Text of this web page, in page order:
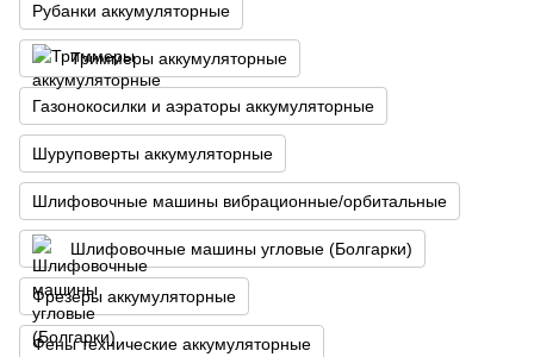
Рубанки аккумуляторные
Триммеры аккумуляторные
Газонокосилки и аэраторы аккумуляторные
Шуруповерты аккумуляторные
Шлифовочные машины вибрационные/орбитальные
Шлифовочные машины угловые (Болгарки)
Фрезеры аккумуляторные
Фены технические аккумуляторные